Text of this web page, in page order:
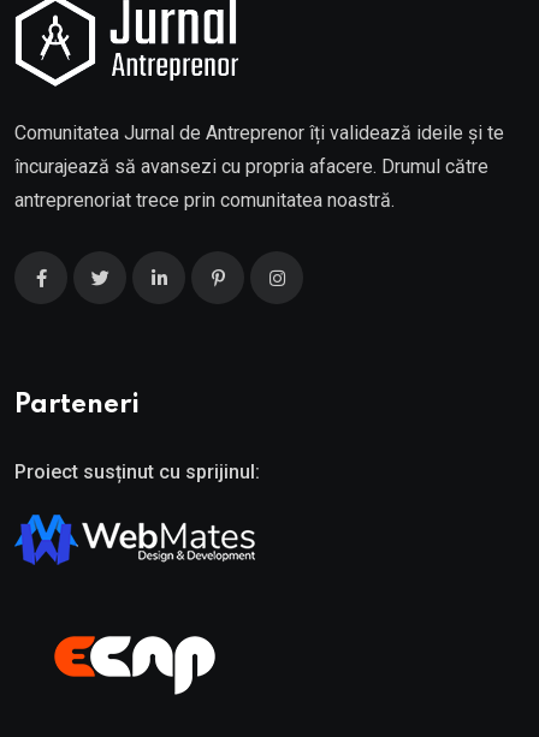
Comunitatea Jurnal de Antreprenor îți validează ideile și te
încurajează să avansezi cu propria afacere. Drumul către
antreprenoriat trece prin comunitatea noastră.
Parteneri
Proiect susținut cu sprijinul: